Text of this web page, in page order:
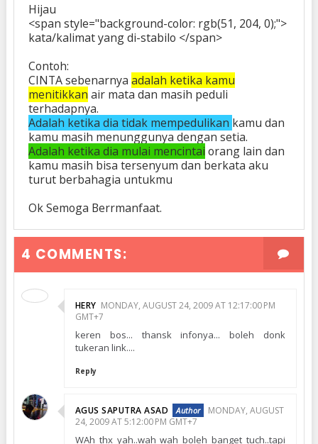
Hijau
<span style="background-color: rgb(51, 204, 0);">
kata/kalimat yang di-stabilo </span>
Contoh:
CINTA sebenarnya adalah ketika kamu
menitikkan air mata dan masih peduli
terhadapnya.
Adalah ketika dia tidak mempedulikan kamu dan
kamu masih menunggunya dengan setia.
Adalah ketika dia mulai mencintai orang lain dan
kamu masih bisa tersenyum dan berkata aku
turut berbahagia untukmu
Ok Semoga Berrmanfaat.
4 COMMENTS:
HERY MONDAY, AUGUST 24, 2009 AT 12:17:00 PM
GMT+7
keren bos... thansk infonya... boleh donk
tukeran link....
Reply
AGUS SAPUTRA ASAD
MONDAY, AUGUST
24, 2009 AT 5:12:00 PM GMT+7
WAh thx yah..wah wah boleh banget tuch..tapi